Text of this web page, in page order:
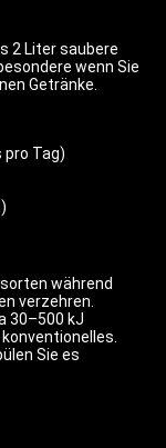
2 Liter saubere
wenn Sie
Getränke.
pro Tag)
während
verzehren.
30–500 kJ
Sie es